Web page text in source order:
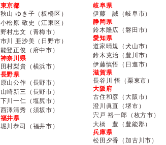
東京都
秋山 ゆき子（板橋区）
小松原 敬史（江東区）
野村忠文（青梅市）
市川 亜沙美（日野市）
能登正俊（府中市）
神奈川県
田村梨貴（横浜市）
長野県
原山公作（長野市）
山崎新三（長野市）
下川一仁（塩尻市）
西澤清秀（須坂市）
福井県
堀川恭司（福井市）
岐阜県
伊藤 誠（岐阜市）
静岡県
鈴木隆広（磐田市）
愛知県
道家晴規（犬山市）
鈴木克治（豊川市）
伊藤慎悟（日進市）
滋賀県
長谷川 悟（栗東市）
大阪府
古住和彦（大阪市）
澄川眞直（堺市）
宍戸 裕一郎（枚方市）
大橋 豊（豊能郡）
兵庫県
松田夕香（加古川市）